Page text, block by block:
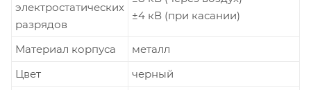
электростатических
разрядов
±4 кВ (при касании)
Материал корпуса
металл
Цвет
черный